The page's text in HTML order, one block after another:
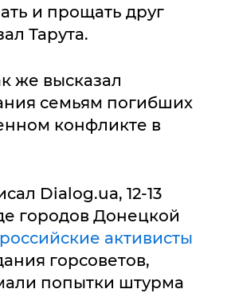
и прощать друг
Тарута.
же высказал
семьям погибших
конфликте в
Dialog.ua, 12-13
городов Донецкой
активисты
горсоветов,
попытки штурма